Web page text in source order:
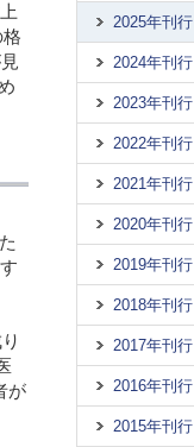
が
2025年刊行
2024年刊行
2023年刊行
2022年刊行
2021年刊行
2020年刊行
2019年刊行
2018年刊行
2017年刊行
2016年刊行
2015年刊行